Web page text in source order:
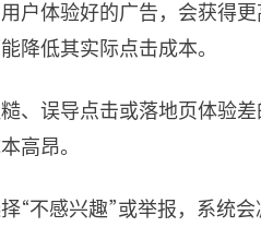
户体验好的广告，会获得
降低其实际点击成本。
、误导点击或落地页体验
高昂。
“不感兴趣”或举报，系统